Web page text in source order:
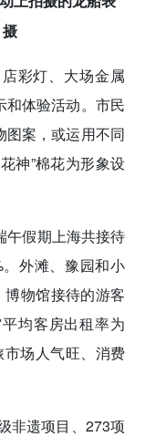
摄
彩灯、大场金属
和体验活动。市民
图案，或运用不同
神”棉花为形象设
假期上海共接待
外滩、豫园和小
物馆接待的游客
均客房出租率为
场人气旺、消费
非遗项目、273项